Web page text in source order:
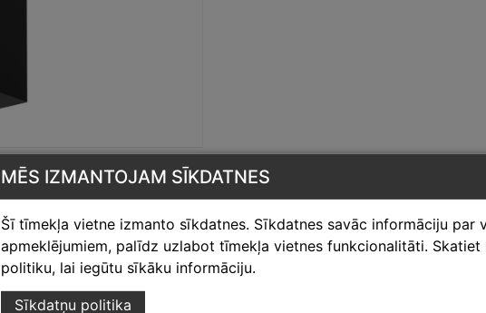
3.22 kg
Valcprofils
MĒS IZMANTOJAM SĪKDATNES
Šī tīmekļa vietne izmanto sīkdatnes. Sīkdatnes savāc informāciju par
apmeklējumiem, palīdz uzlabot tīmekļa vietnes funkcionalitāti. Skatiet
politiku, lai iegūtu sīkāku informāciju.
Sīkdatņu politika